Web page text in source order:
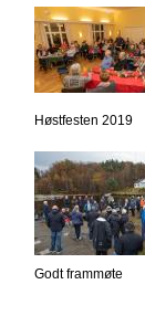
Høstfesten 2019
Godt frammøte